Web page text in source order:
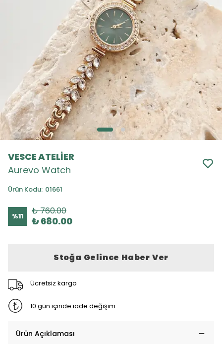
VESCE ATELİER
Aurevo Watch
Ürün Kodu: 01661
%11 ₺ 760.00
₺ 680.00
Stoğa Gelince Haber Ver
Ücretsiz kargo
10 gün içinde iade değişim
Ürün Açıklaması